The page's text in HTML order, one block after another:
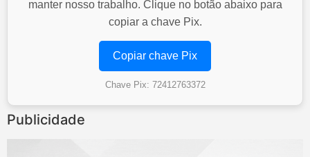
manter nosso trabalho. Clique no botão abaixo para
copiar a chave Pix.
Copiar chave Pix
Chave Pix: 72412763372
Publicidade